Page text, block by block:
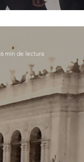
6 min de lectura